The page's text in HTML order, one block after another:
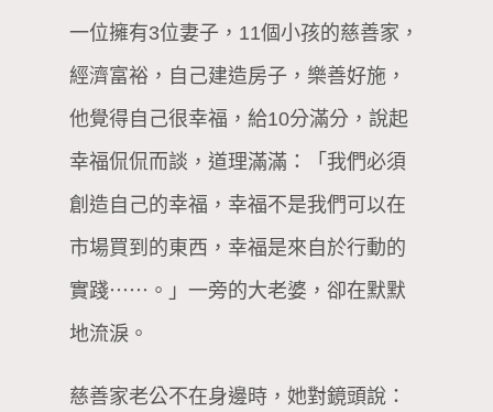
一位擁有3位妻子，11個小孩的慈善家，
經濟富裕，自己建造房子，樂善好施，
他覺得自己很幸福，給10分滿分，說起
幸福侃侃而談，道理滿滿：「我們必須
創造自己的幸福，幸福不是我們可以在
市場買到的東西，幸福是來自於行動的
實踐⋯⋯。」一旁的大老婆，卻在默默
地流淚。
慈善家老公不在身邊時，她對鏡頭說：